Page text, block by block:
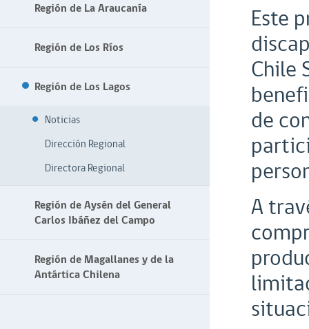
Región de La Araucanía
Región de Los Ríos
Región de Los Lagos
Noticias
Dirección Regional
Directora Regional
Región de Aysén del General
Carlos Ibáñez del Campo
Región de Magallanes y de la
Antártica Chilena
Este
Chile
de
A